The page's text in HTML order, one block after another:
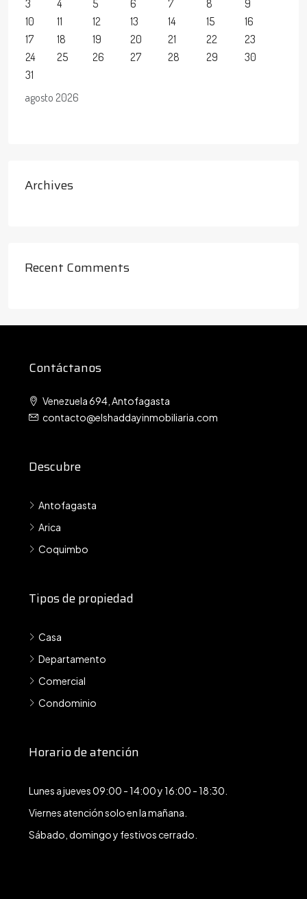
agosto 2026
3
4 5 6 7 8
9
10
11 12 13 14 15
16
17
18 19 20 21 22
23
24
25 26 27 28 29
30
31
Archives
Recent Comments
Contáctanos
Venezuela 694, Antofagasta
contacto@elshaddayinmobiliaria.com
Descubre
Antofagasta
Arica
Coquimbo
Tipos de propiedad
Casa
Departamento
Comercial
Condominio
Horario de atención
Lunes a jueves 09:00 - 14:00 y 16:00 - 18:30.
Viernes atención solo en la mañana.
Sábado, domingo y festivos cerrado.